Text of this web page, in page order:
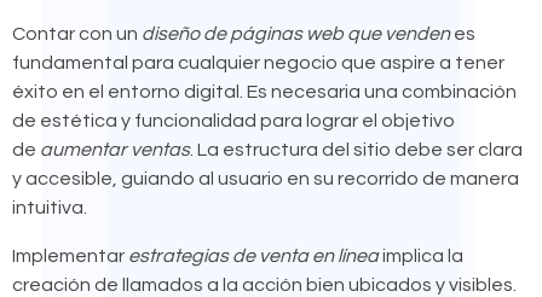
Contar con un diseño de páginas web que vendenes
fundamental para cualquier negocio que aspire a tener
éxito en el entorno digital. Es necesaria una combinación
de estética y funcionalidad para lograr el objetivo
de aumentar ventas. La estructura del sitio debe ser clara
y accesible, guiando al usuario en su recorrido de manera
intuitiva.
Implementar estrategias de venta en líneaimplica la
creación de llamados a la acción bien ubicados y visibles.